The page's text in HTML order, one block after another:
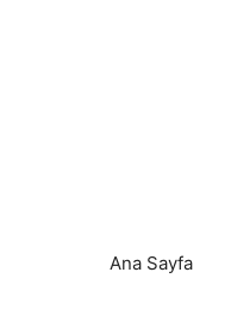
Ana Sayfa